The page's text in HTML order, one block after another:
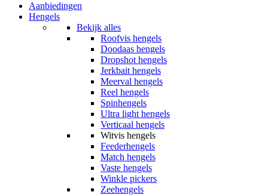
Aanbiedingen
Hengels
Bekijk alles
Roofvis hengels
Doodaas hengels
Dropshot hengels
Jerkbait hengels
Meerval hengels
Reel hengels
Spinhengels
Ultra light hengels
Verticaal hengels
Witvis hengels
Feederhengels
Match hengels
Vaste hengels
Winkle pickers
Zeehengels